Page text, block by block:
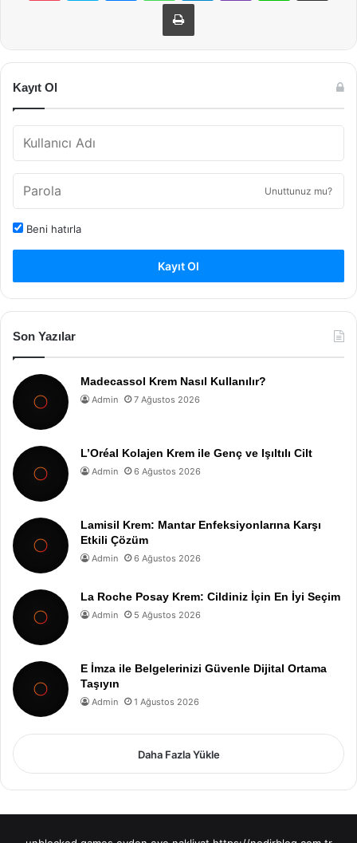
Yazdır
Kayıt Ol
Unuttunuz mu?
Beni hatırla
Kayıt Ol
Son Yazılar
Madecassol Krem Nasıl Kullanılır?
Admin 7 Ağustos 2026
L’Oréal Kolajen Krem ile Genç ve Işıltılı Cilt
Admin 6 Ağustos 2026
Lamisil Krem: Mantar Enfeksiyonlarına Karşı
Etkili Çözüm
Admin 6 Ağustos 2026
La Roche Posay Krem: Cildiniz İçin En İyi Seçim
Admin 5 Ağustos 2026
E İmza ile Belgelerinizi Güvenle Dijital Ortama
Taşıyın
Admin 1 Ağustos 2026
Daha Fazla Yükle